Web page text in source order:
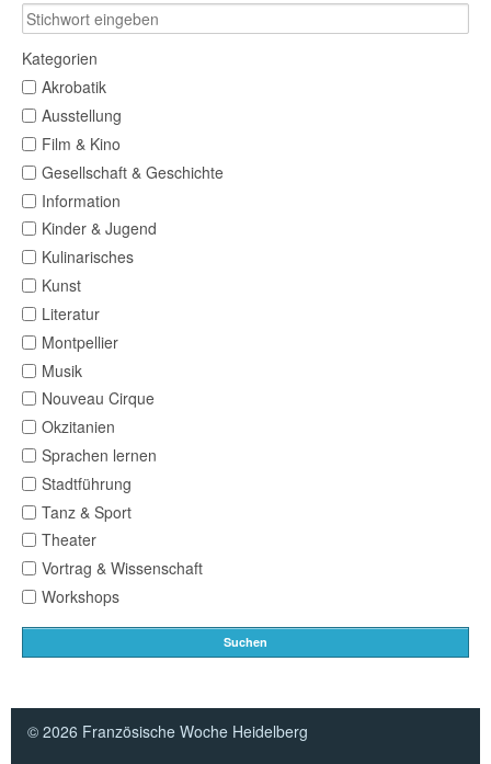
Kategorien
Akrobatik
Ausstellung
Film & Kino
Gesellschaft & Geschichte
Information
Kinder & Jugend
Kulinarisches
Kunst
Literatur
Montpellier
Musik
Nouveau Cirque
Okzitanien
Sprachen lernen
Stadtführung
Tanz & Sport
Theater
Vortrag & Wissenschaft
Workshops
Suchen
© 2026 Französische Woche Heidelberg